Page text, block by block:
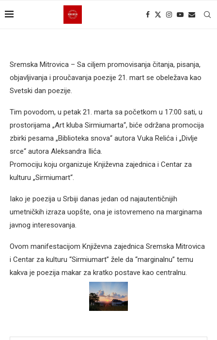
Sremska Mitrovica – Sa ciljem promovisanja čitanja, pisanja,
objavljivanja i proučavanja poezije 21. mart se obeležava kao
Svetski dan poezije.
Tim povodom, u petak 21. marta sa početkom u 17:00 sati, u
prostorijama „Art kluba Sirmiumarta“, biće održana promocija
zbirki pesama „Biblioteka snova“ autora Vuka Relića i „Divlje
srce“ autora Aleksandra Ilića.
Promociju koju organizuje Književna zajednica i Centar za
kulturu „Sirmiumart“.
Iako je poezija u Srbiji danas jedan od najautentičnijih
umetničkih izraza uopšte, ona je istovremeno na marginama
javnog interesovanja.
Ovom manifestacijom Književna zajednica Sremska Mitrovica
i Centar za kulturu “Sirmiumart” žele da “marginalnu” temu
kakva je poezija makar za kratko postave kao centralnu.